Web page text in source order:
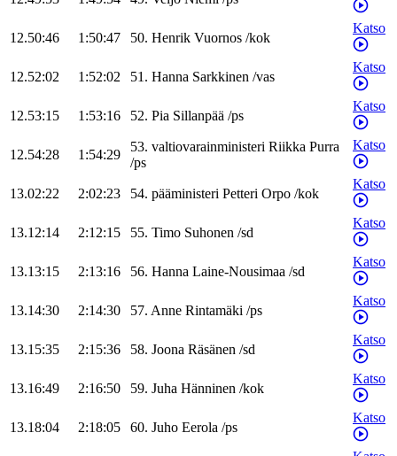
12.50:46 1:50:47 50. Henrik Vuornos /kok
Katso
12.52:02 1:52:02 51. Hanna Sarkkinen /vas
Katso
12.53:15 1:53:16 52. Pia Sillanpää /ps
Katso
12.54:28 1:54:29
53. valtiovarainministeri Riikka Purra
/ps
Katso
13.02:22 2:02:23 54. pääministeri Petteri Orpo /kok
Katso
13.12:14 2:12:15 55. Timo Suhonen /sd
Katso
13.13:15 2:13:16 56. Hanna Laine-Nousimaa /sd
Katso
13.14:30 2:14:30 57. Anne Rintamäki /ps
Katso
13.15:35 2:15:36 58. Joona Räsänen /sd
Katso
13.16:49 2:16:50 59. Juha Hänninen /kok
Katso
13.18:04 2:18:05 60. Juho Eerola /ps
Katso